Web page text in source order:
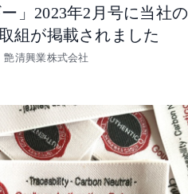
ー」2023年2月号に当社の
組が掲載されました
艶清興業株式会社